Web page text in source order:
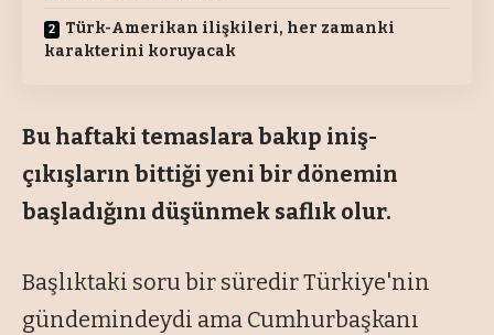
Türk-Amerikan ilişkileri, her zamanki
karakterini koruyacak
Bu haftaki temaslara bakıp iniş-
çıkışların bittiği yeni bir dönemin
başladığını düşünmek saflık olur.
Başlıktaki soru bir süredir Türkiye'nin
gündemindeydi ama Cumhurbaşkanı